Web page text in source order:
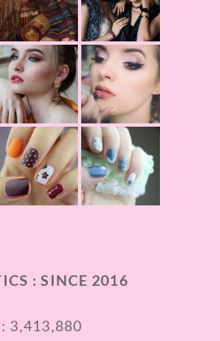
: SINCE 2016
3,413,880